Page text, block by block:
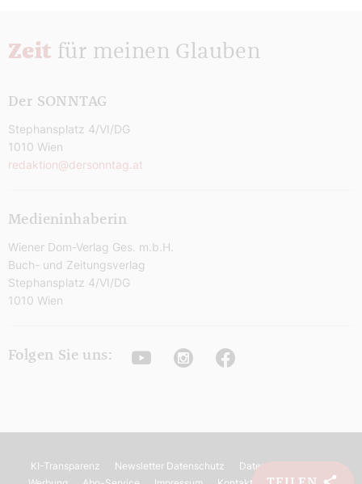
Zeit für meinen Glauben
Der SONNTAG
Stephansplatz 4/VI/DG
1010 Wien
redaktion@dersonntag.at
Medieninhaberin
Wiener Dom-Verlag Ges. m.b.H.
Buch- und Zeitungsverlag
Stephansplatz 4/VI/DG
1010 Wien
Folgen Sie uns: YoutubeInstagramFacebook
KI-Transparenz Newsletter Datenschutz Datenschutz